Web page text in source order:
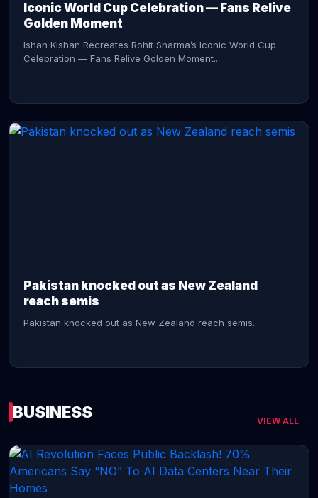
Iconic World Cup Celebration — Fans Relive
Golden Moment
Ishan Kishan Recreates Rohit Sharma’s Iconic World Cup
Celebration — Fans Relive Golden Moment...
Pakistan knocked out as New Zealand
reach semis
Pakistan knocked out as New Zealand reach semis...
CONTINUE READING →
BUSINESS VIEW ALL →